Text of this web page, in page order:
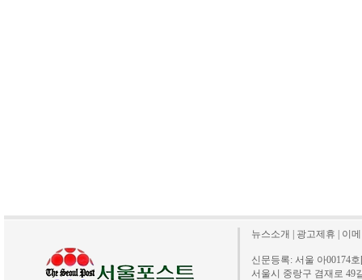
뉴스소개 광고제휴 이
신문등록: 서울 아00174
서울시 중랑구 겸재로 49